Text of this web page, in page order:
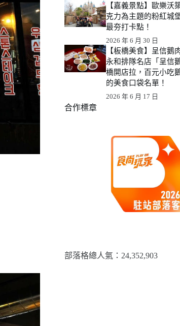
【嘉義景點】歐樂沃
克力為主題的粉紅城
最夯打卡點！
2026 年 6 月 30 日
【板橋美食】呈信鵝
永和排隊名店「呈信
橋開店拉，百元小吃
的美食口袋名單！
2026 年 6 月 17 日
合作標章
部落格總人氣：​24,352,903